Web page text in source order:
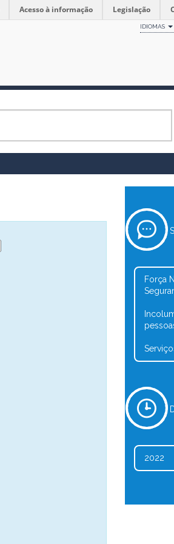
Acesso à informação Legislação
IDIOMAS
Força
2022